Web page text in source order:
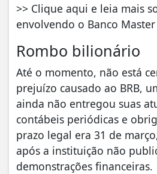
>> Clique aqui e leia mais
envolvendo o Banco Master
Rombo bilionário
Até o momento, não está
prejuízo causado ao BRB,
ainda não entregou suas
contábeis periódicas e
prazo legal era 31 de
após a instituição não
demonstrações financeiras.